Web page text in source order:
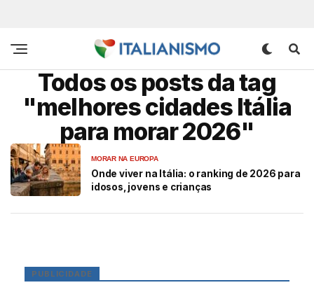
Todos os posts da tag
"melhores cidades Itália
para morar 2026"
MORAR NA EUROPA
Onde viver na Itália: o ranking de 2026 para
idosos, jovens e crianças
PUBLICIDADE